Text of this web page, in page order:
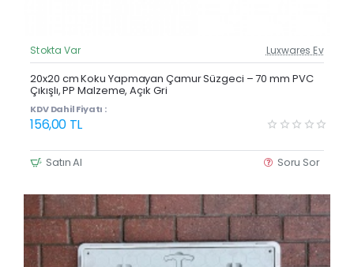
Güncel Fiyat
Yeni Ürün
Stokta Var Luxwares Ev
20x20 cm Koku Yapmayan Çamur Süzgeci – 70 mm PVC
Çıkışlı, PP Malzeme, Açık Gri
KDV Dahil Fiyatı :
156,00 TL
Satın Al Soru Sor